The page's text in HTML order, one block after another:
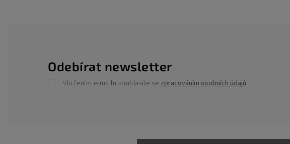
Odebírat newsletter
Vložením e-mailu souhlasíte sezpracováním osobních údajů.